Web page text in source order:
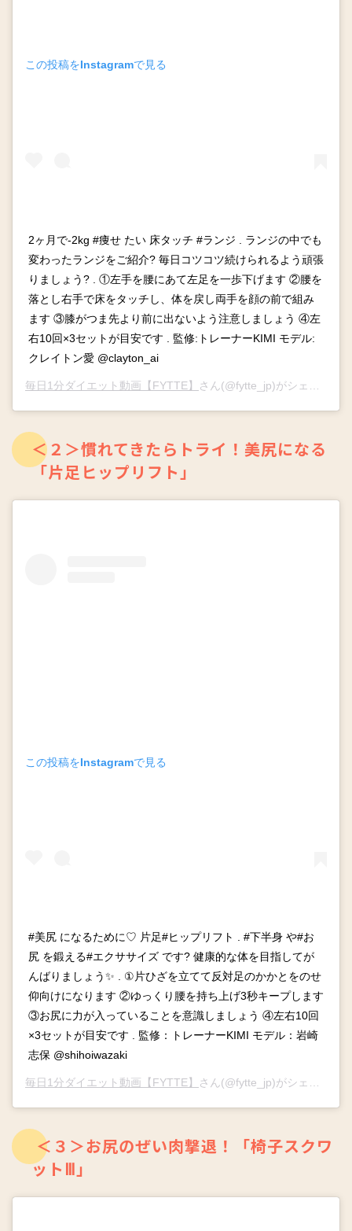
この投稿をInstagramで見る
2ヶ月で-2kg #痩せ たい 床タッチ #ランジ . ランジの中でも
変わったランジをご紹介? 毎日コツコツ続けられるよう頑張
りましょう? . ①左手を腰にあて左足を一歩下げます ②腰を
落とし右手で床をタッチし、体を戻し両手を顔の前で組み
ます ③膝がつま先より前に出ないよう注意しましょう ④左
右10回×3セットが目安です . 監修:トレーナーKIMI モデル:
クレイトン愛 @clayton_ai
毎日1分ダイエット動画【FYTTE】 さん(@fytte_jp)がシェアした投稿 –
＜２＞慣れてきたらトライ！美尻になる
「片足ヒップリフト」
この投稿をInstagramで見る
#美尻 になるために♡ 片足#ヒップリフト . #下半身 や#お
尻 を鍛える#エクササイズ です? 健康的な体を目指してが
んばりましょう✨ . ①片ひざを立てて反対足のかかとをのせ
仰向けになります ②ゆっくり腰を持ち上げ3秒キープします
③お尻に力が入っていることを意識しましょう ④左右10回
×3セットが目安です . 監修：トレーナーKIMI モデル：岩崎
志保 @shihoiwazaki
毎日1分ダイエット動画【FYTTE】 さん(@fytte_jp)がシェアした投稿 –
＜３＞お尻のぜい肉撃退！「椅子スクワ
ットⅢ」